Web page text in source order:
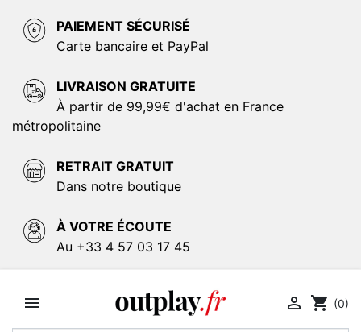
PAIEMENT SÉCURISÉ
Carte bancaire et PayPal
LIVRAISON GRATUITE
À partir de 99,99€ d'achat en France
métropolitaine
RETRAIT GRATUIT
Dans notre boutique
À VOTRE ÉCOUTE
Au +33 4 57 03 17 45
  shopping_cart (0)